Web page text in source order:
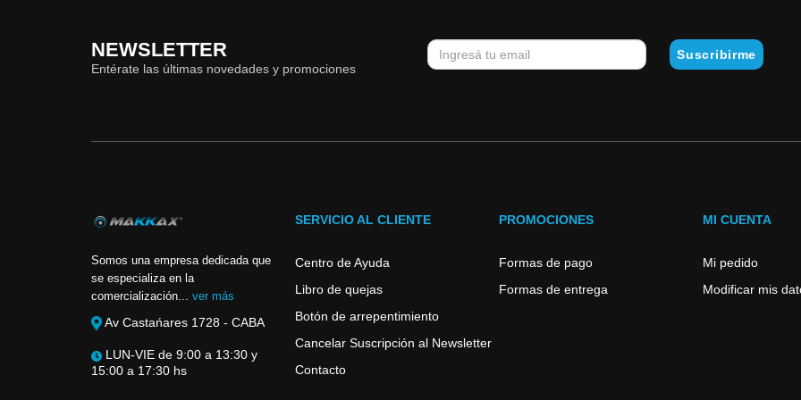
NEWSLETTER
Entérate las últimas novedades y promociones
Somos una empresa dedicada que
se especializa en la
comercialización... ver más
Av Castańares 1728 - CABA
LUN-VIE de 9:00 a 13:30 y
15:00 a 17:30 hs
SERVICIO AL CLIENTE
Centro de Ayuda
Libro de quejas
Botón de arrepentimiento
Cancelar Suscripción al Newsletter
Contacto
PROMOCIONES
Formas de pago
Formas de entrega
MI CUENTA
Mi pedido
Modificar mis